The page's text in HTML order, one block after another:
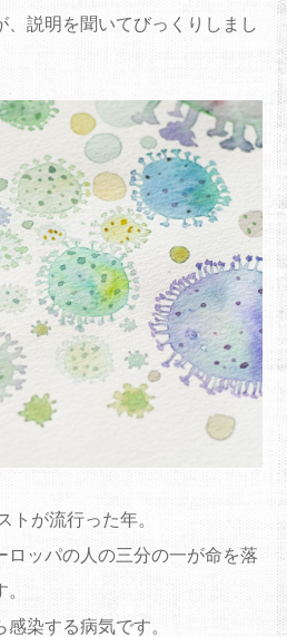
、説明を聞いてびっくりしまし
トが流行った年。
ロッパの人の三分の一が命を落
染する病気です。